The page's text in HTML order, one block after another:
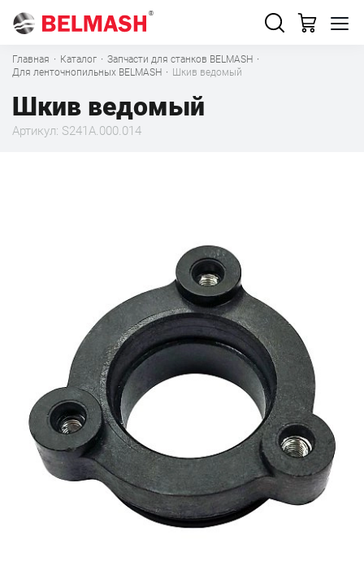
Главная · Каталог · Запчасти для станков BELMASH ·
Для ленточнопильных BELMASH · Шкив ведомый
Шкив ведомый
Артикул: S241A.000.014